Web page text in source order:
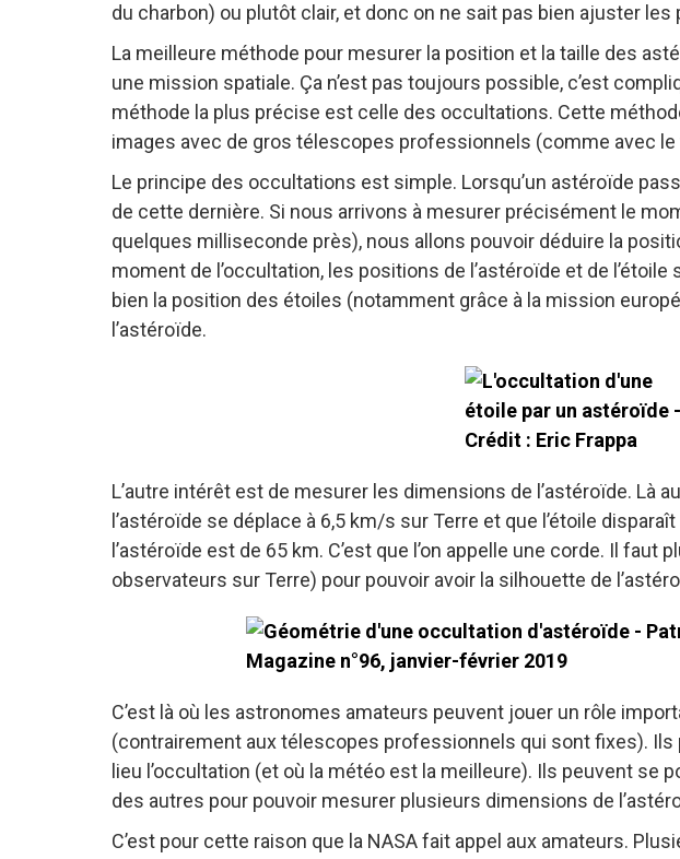
du charbon) ou plutôt clair, et donc on ne sait pas bien ajuster
La meilleure méthode pour mesurer la position et la taille des
une mission spatiale. Ça n’est pas toujours possible, c’est
méthode la plus précise est celle des occultations. Cette
images avec de gros télescopes professionnels (comme avec
Le principe des occultations est simple. Lorsqu’un astéroïde
de cette dernière. Si nous arrivons à mesurer précisément le
quelques milliseconde près), nous allons pouvoir déduire la
moment de l’occultation, les positions de l’astéroïde et de
bien la position des étoiles (notamment grâce à la mission
l’astéroïde.
L’autre intérêt est de mesurer les dimensions de l’astéroïde. Là
l’astéroïde se déplace à 6,5 km/s sur Terre et que l’étoile
l’astéroïde est de 65 km. C’est que l’on appelle une corde. Il
observateurs sur Terre) pour pouvoir avoir la silhouette de
C’est là où les astronomes amateurs peuvent jouer un rôle
(contrairement aux télescopes professionnels qui sont fixes). Ils
lieu l’occultation (et où la météo est la meilleure). Ils peuvent se
des autres pour pouvoir mesurer plusieurs dimensions de
C’est pour cette raison que la NASA fait appel aux amateurs.